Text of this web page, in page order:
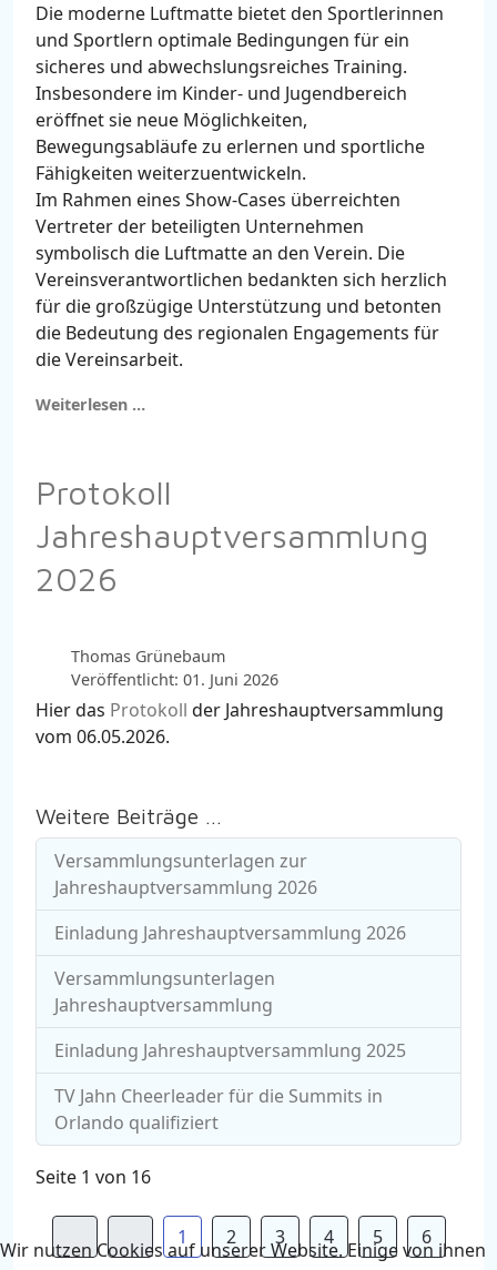
Die moderne Luftmatte bietet den Sportlerinnen
und Sportlern optimale Bedingungen für ein
sicheres und abwechslungsreiches Training.
Insbesondere im Kinder- und Jugendbereich
eröffnet sie neue Möglichkeiten,
Bewegungsabläufe zu erlernen und sportliche
Fähigkeiten weiterzuentwickeln.
Im Rahmen eines Show-Cases überreichten
Vertreter der beteiligten Unternehmen
symbolisch die Luftmatte an den Verein. Die
Vereinsverantwortlichen bedankten sich herzlich
für die großzügige Unterstützung und betonten
die Bedeutung des regionalen Engagements für
die Vereinsarbeit.
Weiterlesen …
Protokoll
Jahreshauptversammlung
2026
Thomas Grünebaum
Veröffentlicht: 01. Juni 2026
Hier das Protokoll der Jahreshauptversammlung
vom 06.05.2026.
Weitere Beiträge …
Versammlungsunterlagen zur
Jahreshauptversammlung 2026
Einladung Jahreshauptversammlung 2026
Versammlungsunterlagen
Jahreshauptversammlung
Einladung Jahreshauptversammlung 2025
TV Jahn Cheerleader für die Summits in
Orlando qualifiziert
Seite 1 von 16
1 2 3 4 5 6
Wir nutzen Cookies auf unserer Website. Einige von ihnen